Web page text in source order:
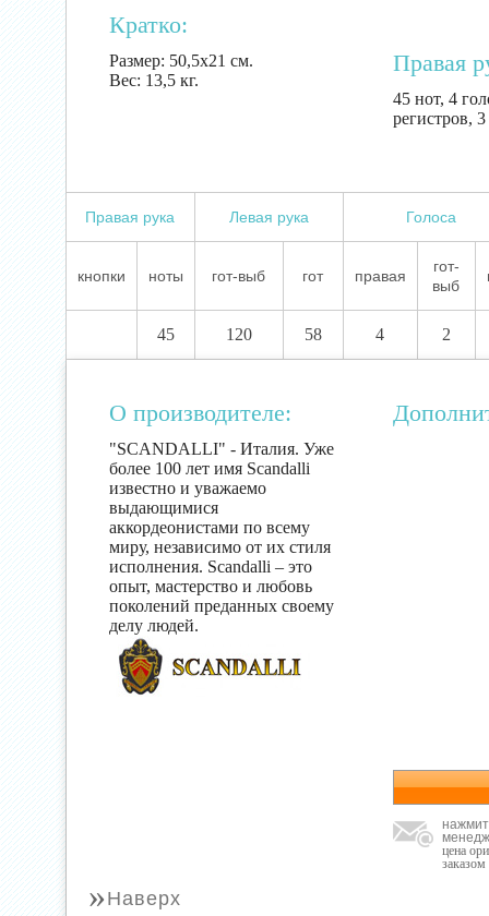
Кратко:
Размер: 50,5х21 см.
Вес: 13,5 кг.
Правая
45 нот, 4
регистров,
Правая рука Левая рука Голоса
кнопки ноты гот-выб гот правая
гот-
выб
45 120 58 4 2
О производителе:
"SCANDALLI" - Италия. Уже
более 100 лет имя Scandalli
известно и уважаемо
выдающимися
аккордеонистами по всему
миру, независимо от их стиля
исполнения. Scandalli – это
опыт, мастерство и любовь
поколений преданных своему
делу людей.
цена
заказом
» Наверх